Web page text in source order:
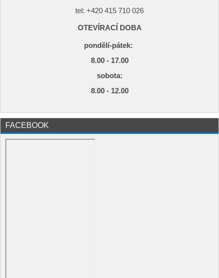
tel: +420 415 710 026
OTEVÍRACÍ DOBA
pondělí-pátek:
8.00 - 17.00
sobota:
8.00 - 12.00
FACEBOOK